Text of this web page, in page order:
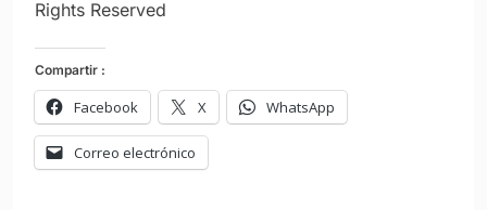
Rights Reserved
Compartir :
Facebook X WhatsApp
Correo electrónico